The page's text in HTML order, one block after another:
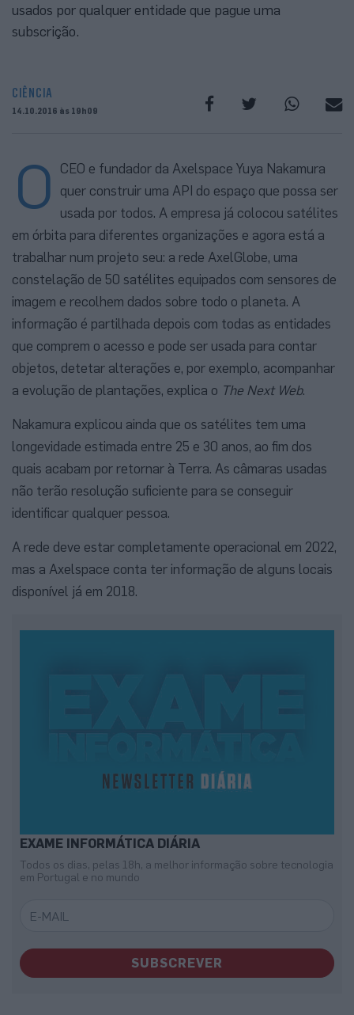
usados por qualquer entidade que pague uma
subscrição.
CIÊNCIA
14.10.2016 às 19h09
O
CEO e fundador da Axelspace Yuya Nakamura
quer construir uma API do espaço que possa ser
usada por todos. A empresa já colocou satélites
em órbita para diferentes organizações e agora está a
trabalhar num projeto seu: a rede AxelGlobe, uma
constelação de 50 satélites equipados com sensores de
imagem e recolhem dados sobre todo o planeta. A
informação é partilhada depois com todas as entidades
que comprem o acesso e pode ser usada para contar
objetos, detetar alterações e, por exemplo, acompanhar
a evolução de plantações, explica o The Next Web.
Nakamura explicou ainda que os satélites tem uma
longevidade estimada entre 25 e 30 anos, ao fim dos
quais acabam por retornar à Terra. As câmaras usadas
não terão resolução suficiente para se conseguir
identificar qualquer pessoa.
A rede deve estar completamente operacional em 2022,
mas a Axelspace conta ter informação de alguns locais
disponível já em 2018.
EXAME INFORMÁTICA DIÁRIA
Todos os dias, pelas 18h, a melhor informação sobre tecnologia
em Portugal e no mundo
SUBSCREVER